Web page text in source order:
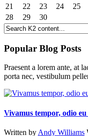
21
22 23 24 25
28
29 30
Popular Blog Posts
Praesent a lorem ante, at
porta nec, vestibulum
Vivamus tempor, odio
Written by Andy Williams